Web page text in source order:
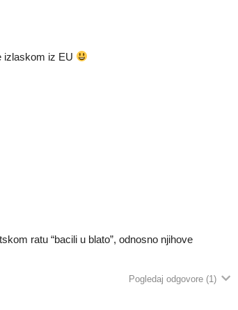
izlaskom iz EU
ratu “bacili u blato”, odnosno njihove
Pogledaj odgovore (1)